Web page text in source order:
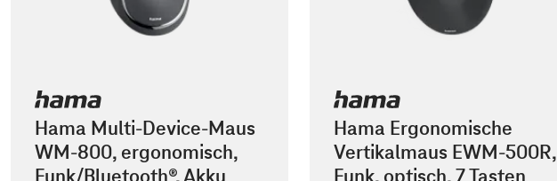
Hama Multi-Device-Maus
WM-800, ergonomisch,
Funk/Bluetooth®, Akku
Hama Ergonomische
Vertikalmaus EWM-500R,
Funk, optisch, 7 Tasten